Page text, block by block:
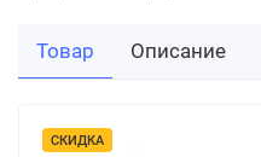
СКИДКА
Товар Описание